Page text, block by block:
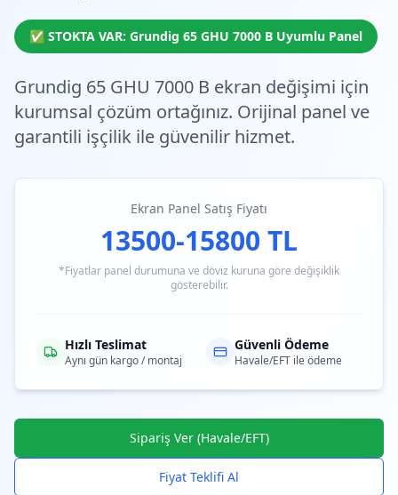
✅ STOKTA VAR: Grundig 65 GHU 7000 B Uyumlu Panel
Grundig 65 GHU 7000 B ekran değişimi için
kurumsal çözüm ortağınız. Orijinal panel ve
garantili işçilik ile güvenilir hizmet.
Ekran Panel Satış Fiyatı
13500-15800 TL
*Fiyatlar panel durumuna ve döviz kuruna göre değişiklik
gösterebilir.
Hızlı Teslimat
Aynı gün kargo / montaj
Güvenli Ödeme
Havale/EFT ile ödeme
Sipariş Ver (Havale/EFT)
Fiyat Teklifi Al